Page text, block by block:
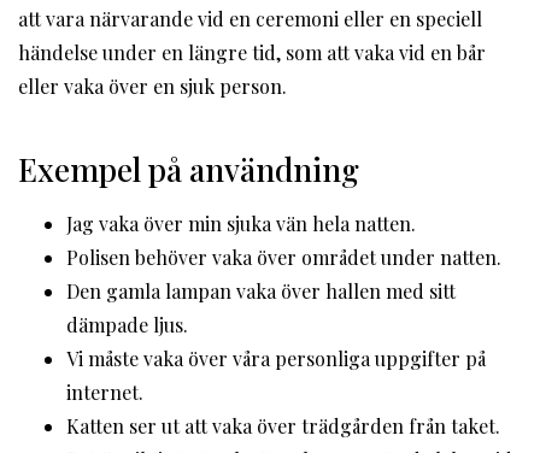
att vara närvarande vid en ceremoni eller en speciell
händelse under en längre tid, som att vaka vid en bår
eller vaka över en sjuk person.
Exempel på användning
Jag vaka över min sjuka vän hela natten.
Polisen behöver vaka över området under natten.
Den gamla lampan vaka över hallen med sitt
dämpade ljus.
Vi måste vaka över våra personliga uppgifter på
internet.
Katten ser ut att vaka över trädgården från taket.